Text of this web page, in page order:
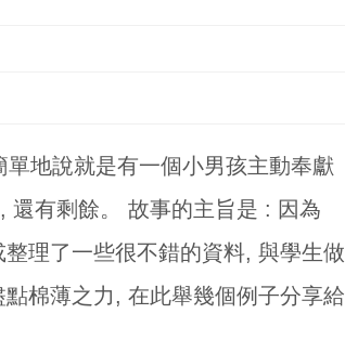
地說就是有一個小男孩主動奉獻
還有剩餘。 故事的主旨是 : 因為
理了一些很不錯的資料, 與學生做
棉薄之力, 在此舉幾個例子分享給